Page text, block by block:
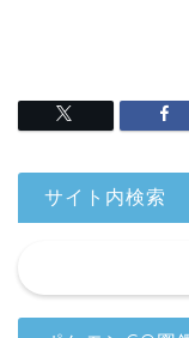
サイト内検索